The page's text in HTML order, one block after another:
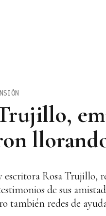
escritora Rosa Trujillo,
de sus
también redes de